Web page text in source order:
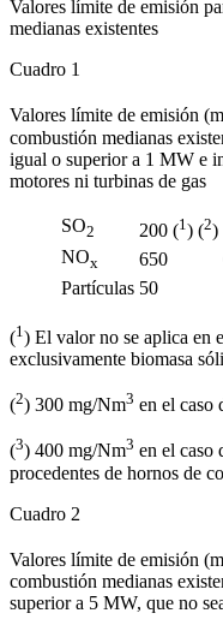
Valores límite de emisión
medianas existentes
Cuadro 1
Valores límite de emisión
combustión medianas
igual o superior a 1 MW e
motores ni turbinas de gas
SO2 200 (1 ) (2)
NOx 650
Partículas 50
(1 ) El valor no se aplica en
exclusivamente biomasa
(2) 300 mg/Nm3 en el caso
(3) 400 mg/Nm3 en el caso
procedentes de hornos de
Cuadro 2
Valores límite de emisión
combustión medianas
superior a 5 MW, que no